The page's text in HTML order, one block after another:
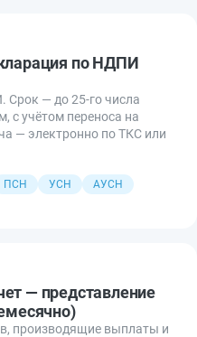
по НДПИ
Срок — до 25-го числа
с учётом переноса на
— электронно по ТКС или
ПСН УСН
АУСН
— представление
производящие выплаты и